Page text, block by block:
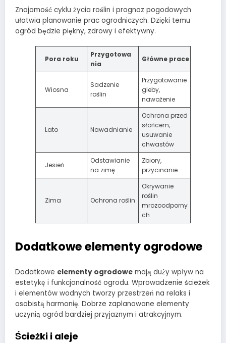
Znajomość cyklu życia roślin i prognoz pogodowych
ułatwia planowanie prac ogrodniczych. Dzięki temu
ogród będzie piękny, zdrowy i efektywny.
Pora roku
Przygotowa
nia
Główne prace
Wiosna
Sadzenie
roślin
Przygotowanie
gleby,
nawożenie
Lato Nawadnianie
Ochrona przed
słońcem,
usuwanie
chwastów
Jesień
Odstawianie
na zimę
Zbiory,
przycinanie
Zima Ochrona roślin
Okrywanie
roślin
mrozoodporny
ch
Dodatkowe elementy ogrodowe
Dodatkowe elementy ogrodowe mają duży wpływ na
estetykę i funkcjonalność ogrodu. Wprowadzenie ścieżek
i elementów wodnych tworzy przestrzeń na relaks i
osobistą harmonię. Dobrze zaplanowane elementy
uczynią ogród bardziej przyjaznym i atrakcyjnym.
Ścieżki i aleje